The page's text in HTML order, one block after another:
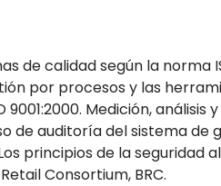
de calidad según la norma
por procesos y las
9001:2000. Medición,
de auditoría del sistema de
principios de la seguridad
Consortium, BRC.